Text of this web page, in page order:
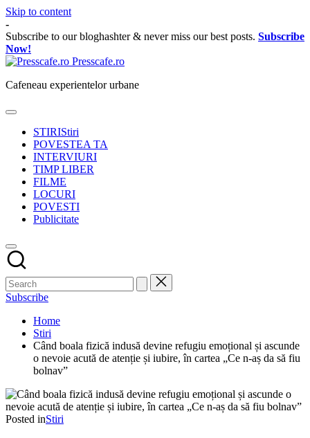
Skip to content
-
Subscribe to our bloghashter & never miss our best posts. Subscribe
Now!
Presscafe.ro
Cafeneau experientelor urbane
STIRIStiri
POVESTEA TA
INTERVIURI
TIMP LIBER
FILME
LOCURI
POVESTI
Publicitate
Subscribe
Home
Stiri
Când boala fizică indusă devine refugiu emoțional și ascunde
o nevoie acută de atenție și iubire, în cartea „Ce n-aș da să fiu
bolnav”
Posted inStiri